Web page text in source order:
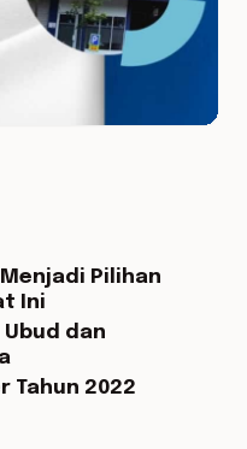
Pilihan
Ini
Ubud dan
Tahun 2022